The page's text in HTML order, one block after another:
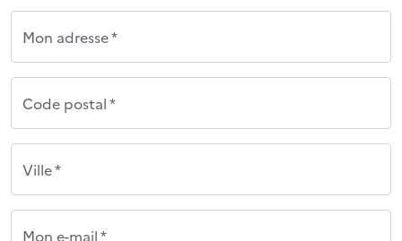
Mon adresse *
Code postal *
Ville *
Mon e-mail *